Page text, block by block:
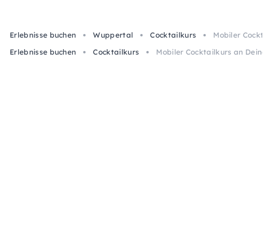
Erlebnisse buchen Wuppertal Cocktailkurs
Mobiler
Erlebnisse buchen
Cocktailkurs Mobiler Cocktailkurs an